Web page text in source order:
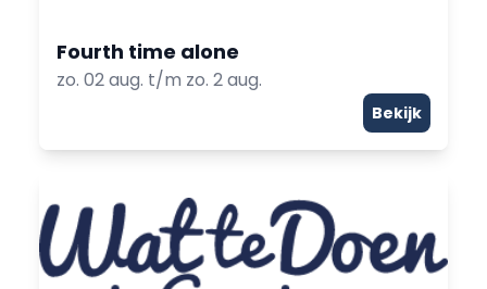
Fourth time alone
zo. 02 aug. t/m zo. 2 aug.
Bekijk